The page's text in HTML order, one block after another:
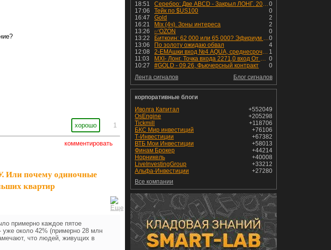
хорошо 1
комментировать
почему одиночные
квартир
примерно каждое пятое
уже около 42% (примерно 28 млн
что людей, живущих в
18:51
0
Серебро: Две ABCD - Закрыл ЛОНГ. 200 JMA все ниже - уже 40+ дней достаточно вялая динамика. Любая позиция сейчас выглядит опасно.
17:06
0
Тейк по $US100
16:47
2
Gold
16:21
2
Mix (4ч). Зоны интереса
13:26
0
✅OZON
13:22
0
Биткоин: 62 000 или 65 000? Эфириум - к 1 950
13:06
4
По золоту ожидаю обвал
12:08
1
2-EMAшки вход №4 AQUA, среднесрочная сделка.
11:03
0
MXI- Лонг. Точка входа 2271,0 вход От 03,08,2026. на предыдущем скрин указана. В работе будет от 5-10 дней. Стоп-лосс-2220,75 Цель- 2727,0
10:27
0
#GOLD - 09.26, Фьючерсный контракт
Блог сигналов
Лента сигналов
корпоративные блоги
+552049
Иволга Капитал
+205298
OsEngine
+118706
Tickmill
+76106
БКС Мир инвестиций
+67382
Т-Инвестиции
+58013
ВТБ Мои Инвестиции
+44214
Финам Брокер
+40008
Норникель
+33212
LiveInvestingGroup
+27280
Альфа-Инвестиции
Все компании